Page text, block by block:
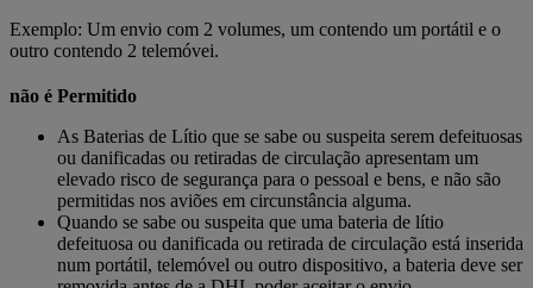
Exemplo: Um envio com 2 volumes, um contendo um portátil e o
outro contendo 2 telemóvei.
não é Permitido
As Baterias de Lítio que se sabe ou suspeita serem defeituosas
ou danificadas ou retiradas de circulação apresentam um
elevado risco de segurança para o pessoal e bens, e não são
permitidas nos aviões em circunstância alguma.
Quando se sabe ou suspeita que uma bateria de lítio
defeituosa ou danificada ou retirada de circulação está inserida
num portátil, telemóvel ou outro dispositivo, a bateria deve ser